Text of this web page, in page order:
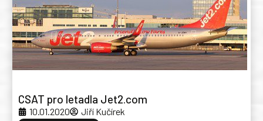
CSAT pro letadla Jet2.com
10.01.2020
Jiří Kučírek